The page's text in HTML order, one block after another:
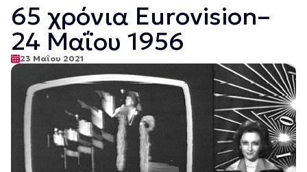
65 χρόνια Eurovision–
24 Μαΐου 1956
23 Μαΐου 2021